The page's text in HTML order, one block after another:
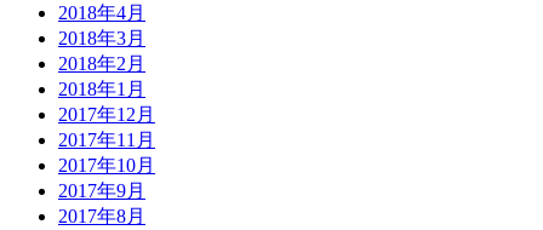
2018年4月
2018年3月
2018年2月
2018年1月
2017年12月
2017年11月
2017年10月
2017年9月
2017年8月